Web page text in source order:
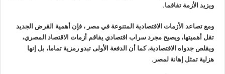
ويزيد الأزمة تفاقما.
ومع تصاعد الأزمات الاقتصادية المتنوعة في مصر ، فإن أهمية القرض الجديد
تقل أهميتها، ويصبح مجرد سراب اقتصادي يفاقم أزمات الاقتصاد المصري،
ويقلص جدواه الاقتصادية، كما أن الدفعة الأولى تبدو رمزية تماما، بل إنها
هزلية تمثل إهانة لمصر.